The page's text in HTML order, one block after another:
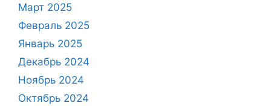
Март 2025
Февраль 2025
Январь 2025
Декабрь 2024
Ноябрь 2024
Октябрь 2024